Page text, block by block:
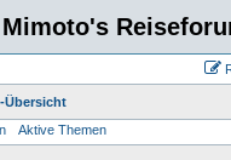
Mimoto's
Übersicht
Aktive Themen